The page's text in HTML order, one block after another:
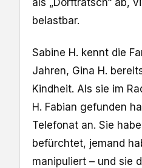
als „Dorftratsch“ ab,
belastbar.
Sabine H. kennt die
Jahren, Gina H.
Kindheit. Als sie im
H. Fabian gefunden
Telefonat an. Sie
befürchtet, jemand
manipuliert – und sie